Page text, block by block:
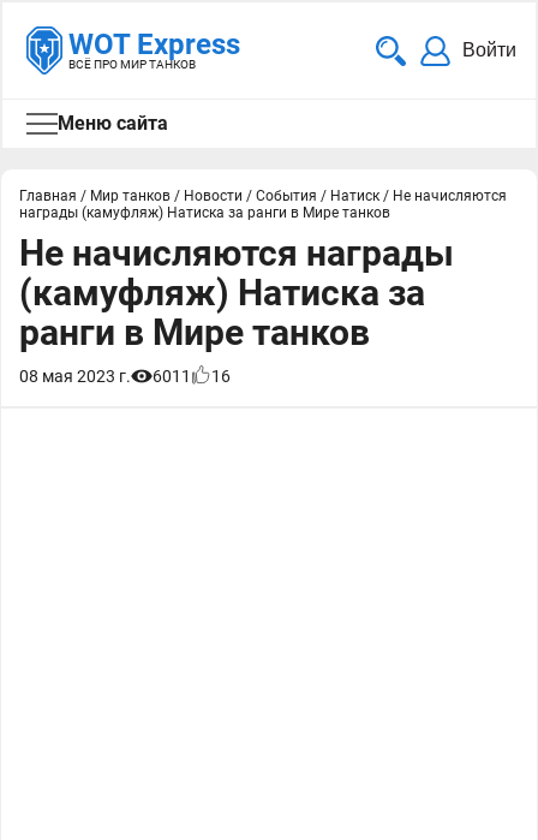
WOT Express
ВСЁ ПРО МИР ТАНКОВ
Войти
Меню сайта
Главная / Мир танков / Новости / События / Натиск / Не начисляются
награды (камуфляж) Натиска за ранги в Мире танков
Не начисляются награды
(камуфляж) Натиска за
ранги в Мире танков
08 мая 2023 г. 6011 16